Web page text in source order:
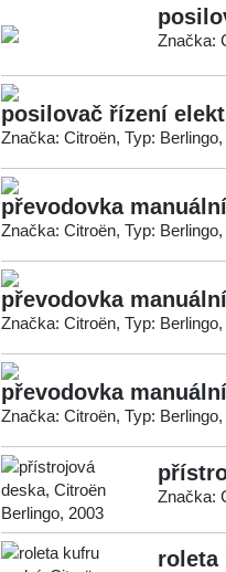
Značka:
posilovač řízení
Značka: Citroën, Typ:
převodovka
Značka: Citroën, Typ:
převodovka
Značka: Citroën, Typ:
převodovka
Značka: Citroën, Typ:
Značka:
roleta